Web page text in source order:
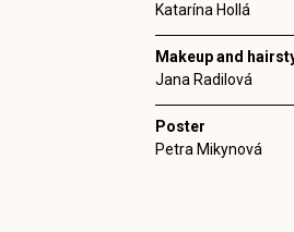
Katarína Hollá
Makeup and
Jana Radilová
Poster
Petra Mikynová